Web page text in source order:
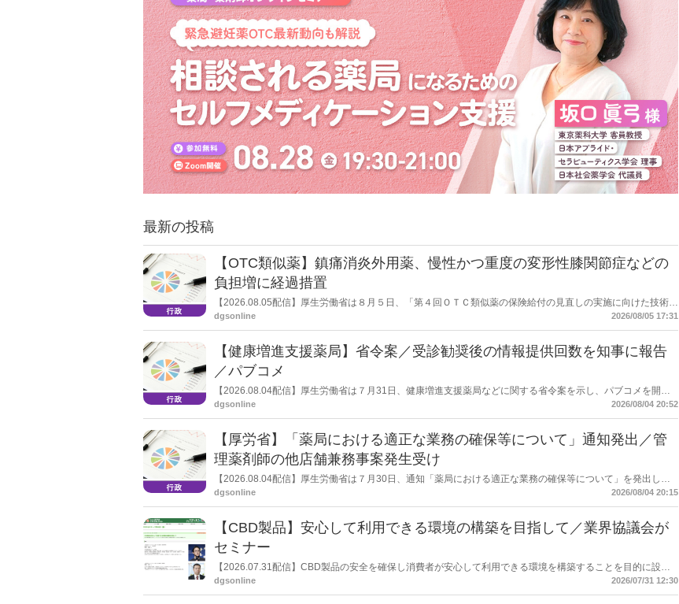
最新の投稿
【OTC類似薬】鎮痛消炎外用薬、慢性かつ重度の変形性膝関節症などの
負担増に経過措置
【2026.08.05配信】厚生労働省は８月５日、「第４回ＯＴＣ類似薬の保険給付の見直しの実施に向けた技術的
検討会」を開催。「中間とりまとめ（案）」を提示し了承した。今後、社会保障審議会医療保険部会等に報告
dgsonline 2026/08/05 17:31
【健康増進支援薬局】省令案／受診勧奨後の情報提供回数を知事に報告
／パブコメ
【2026.08.04配信】厚生労働省は７月31日、健康増進支援薬局などに関する省令案を示し、パブコメを開始
した。受診勧奨を行った後に、当該医療機関や連携機関に対して、利用者の相談内容や薬剤及び医薬品に関す
dgsonline 2026/08/04 20:52
【厚労省】「薬局における適正な業務の確保等について」通知発出／管
理薬剤師の他店舗兼務事案発生受け
【2026.08.04配信】厚生労働省は７月30日、通知「薬局における適正な業務の確保等について」を発出し
た。
dgsonline 2026/08/04 20:15
【CBD製品】安心して利用できる環境の構築を目指して／業界協議会が
セミナー
【2026.07.31配信】CBD製品の安全を確保し消費者が安心して利用できる環境を構築することを目的に設立
された団体である一般社団法人カンナビジオール安全・安心協議会がセミナーを開催した。７月31日に開かれ
dgsonline 2026/07/31 12:30